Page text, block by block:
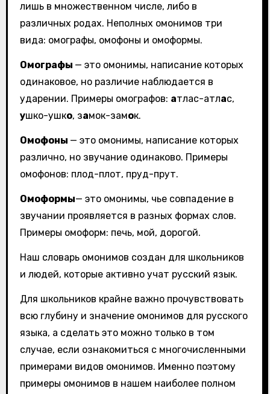
лишь в множественном числе, либо в
различных родах. Неполных омонимов три
вида: омографы, омофоны и омоформы.
Омографы — это омонимы, написание которых
одинаковое, но различие наблюдается в
ударении. Примеры омографов: атлас-атлас,
ушко-ушко, замок-замок.
Омофоны — это омонимы, написание которых
различно, но звучание одинаково. Примеры
омофонов: плод-плот, пруд-прут.
Омоформы— это омонимы, чье совпадение в
звучании проявляется в разных формах слов.
Примеры омоформ: печь, мой, дорогой.
Наш словарь омонимов создан для школьников
и людей, которые активно учат русский язык.
Для школьников крайне важно прочувствовать
всю глубину и значение омонимов для русского
языка, а сделать это можно только в том
случае, если ознакомиться с многочисленными
примерами видов омонимов. Именно поэтому
примеры омонимов в нашем наиболее полном